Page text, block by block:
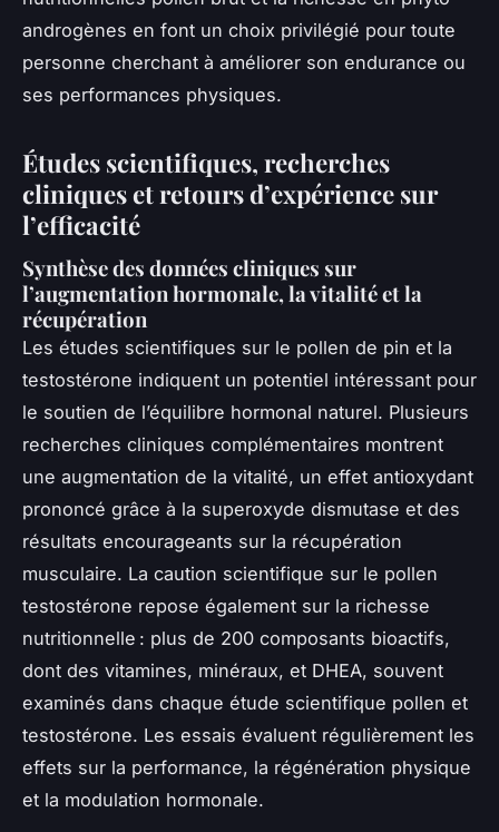
androgènes en font un choix privilégié pour toute
personne cherchant à améliorer son endurance ou
ses performances physiques.
Études scientifiques, recherches
cliniques et retours d’expérience sur
l’efficacité
Synthèse des données cliniques sur
l’augmentation hormonale, la vitalité et la
récupération
Les études scientifiques sur le pollen de pin et la
testostérone indiquent un potentiel intéressant pour
le soutien de l’équilibre hormonal naturel. Plusieurs
recherches cliniques complémentaires montrent
une augmentation de la vitalité, un effet antioxydant
prononcé grâce à la superoxyde dismutase et des
résultats encourageants sur la récupération
musculaire. La caution scientifique sur le pollen
testostérone repose également sur la richesse
nutritionnelle : plus de 200 composants bioactifs,
dont des vitamines, minéraux, et DHEA, souvent
examinés dans chaque étude scientifique pollen et
testostérone. Les essais évaluent régulièrement les
effets sur la performance, la régénération physique
et la modulation hormonale.